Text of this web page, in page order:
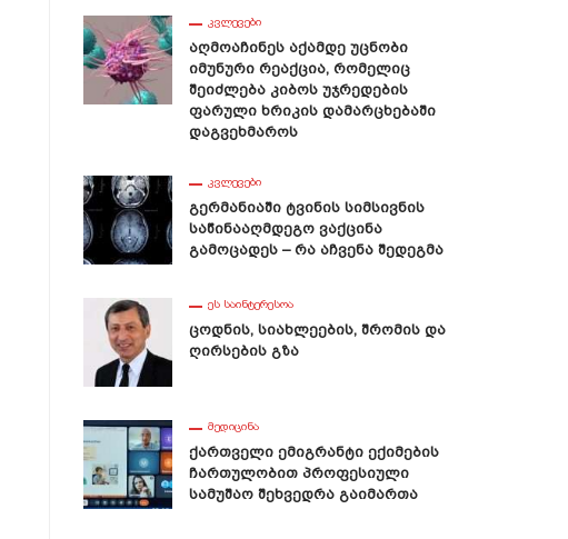
ᲙᲕᲚᲔᲕᲔᲑᲘ
Აღმოაჩინეს Აქამდე Უცნობი
Იმუნური Რეაქცია, Რომელიც
Შეიძლება Კიბოს Უჯრედების
Ფარული Ხრიკის Დამარცხებაში
Დაგვეხმაროს
ᲙᲕᲚᲔᲕᲔᲑᲘ
Გერმანიაში Ტვინის Სიმსივნის
Საწინააღმდეგო Ვაქცინა
Გამოცადეს – Რა Აჩვენა Შედეგმა
ᲔᲡ ᲡᲐᲘᲜᲢᲔᲠᲔᲡᲝᲐ
Ცოდნის, Სიახლეების, Შრომის Და
Ღირსების Გზა
ᲛᲔᲓᲘᲪᲘᲜᲐ
Ქართველი Ემიგრანტი Ექიმების
Ჩართულობით Პროფესიული
Სამუშაო Შეხვედრა Გაიმართა